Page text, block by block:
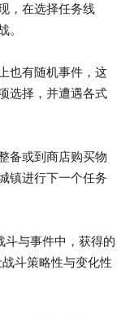
，在选择任务线
也有随机事件，这
选择，并遭遇各式
备或到商店购买物
镇进行下一个任务
与事件中，获得的
斗策略性与变化性